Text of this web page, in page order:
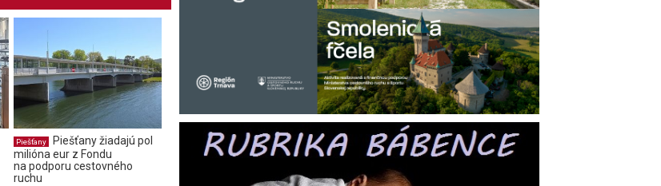
Piešťany
Piešťany žiadajú pol
milióna eur z Fondu
na podporu cestovného
ruchu